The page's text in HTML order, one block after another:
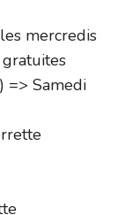
mercredis
=> Samedi